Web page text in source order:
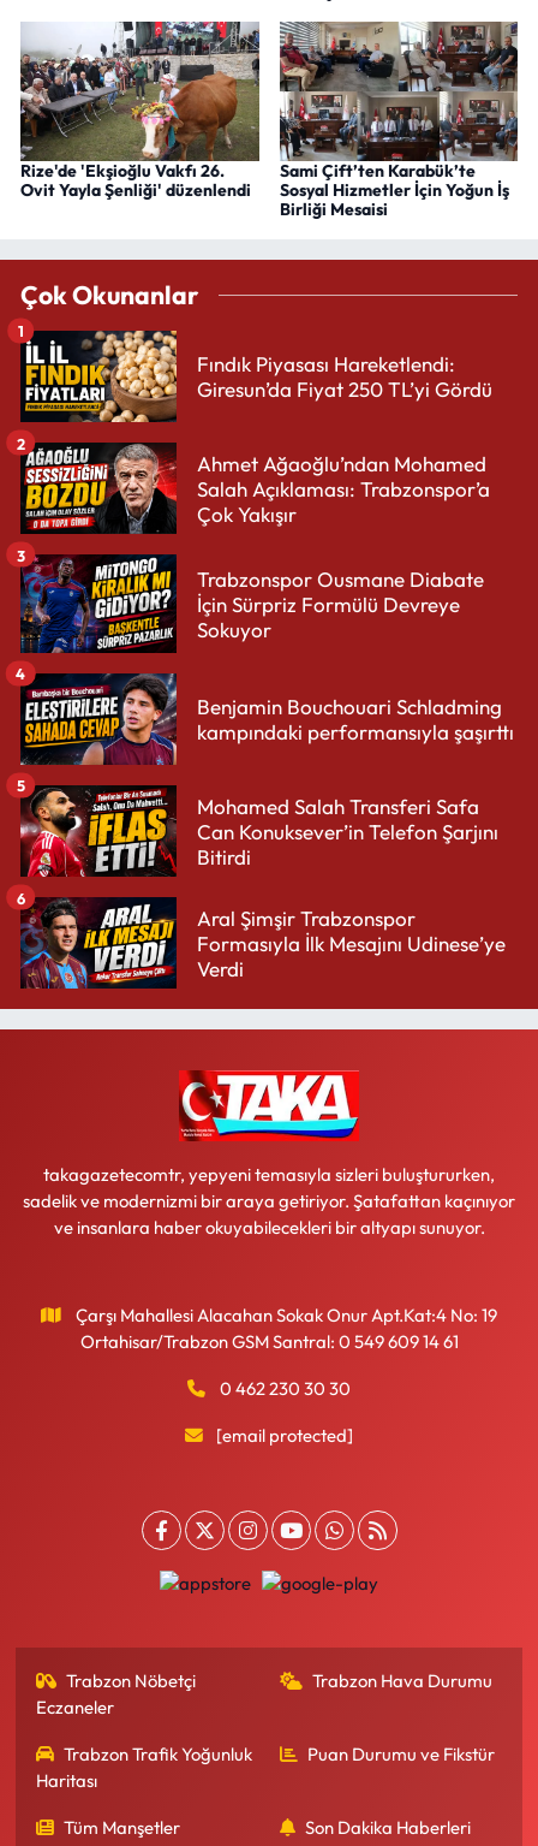
Rize'de 'Ekşioğlu Vakfı 26.
Ovit Yayla Şenliği' düzenlendi
Sami Çift’ten Karabük’te
Sosyal Hizmetler İçin Yoğun İş
Birliği Mesaisi
Çok Okunanlar
Fındık Piyasası Hareketlendi:
Giresun’da Fiyat 250 TL’yi Gördü
1
Ahmet Ağaoğlu’ndan Mohamed
Salah Açıklaması: Trabzonspor’a
Çok Yakışır
2
Trabzonspor Ousmane Diabate
İçin Sürpriz Formülü Devreye
Sokuyor
3
Benjamin Bouchouari Schladming
kampındaki performansıyla şaşırttı
4
Mohamed Salah Transferi Safa
Can Konuksever’in Telefon Şarjını
Bitirdi
5
Aral Şimşir Trabzonspor
Formasıyla İlk Mesajını Udinese’ye
Verdi
6
takagazetecomtr, yepyeni temasıyla sizleri buluştururken,
sadelik ve modernizmi bir araya getiriyor. Şatafattan kaçınıyor
ve insanlara haber okuyabilecekleri bir altyapı sunuyor.
Çarşı Mahallesi Alacahan Sokak Onur Apt.Kat:4 No: 19
Ortahisar/Trabzon GSM Santral: 0 549 609 14 61
0 462 230 30 30
[email protected]
Trabzon Nöbetçi
Eczaneler
Trabzon Hava Durumu
Trabzon Trafik Yoğunluk
Haritası
Puan Durumu ve Fikstür
Tüm Manşetler Son Dakika Haberleri